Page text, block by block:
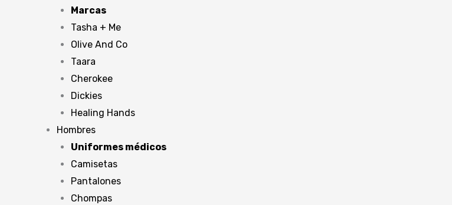
Marcas
Tasha + Me
Olive And Co
Taara
Cherokee
Dickies
Healing Hands
Hombres
Uniformes médicos
Camisetas
Pantalones
Chompas